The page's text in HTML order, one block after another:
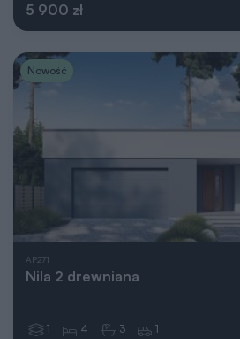
5 900 zł
Nowość
AP271
Nila 2 drewniana
1 4 3 1